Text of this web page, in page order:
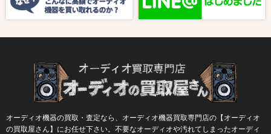
オーディオ機器の買取・査定なら、オーディオ機器買取専門店の【オーディオ
の買取屋さん】にお任せ下さい。不要なオーディオや汚れてしまったオーディ